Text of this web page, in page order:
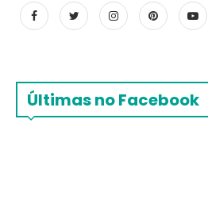
Últimas no Facebook